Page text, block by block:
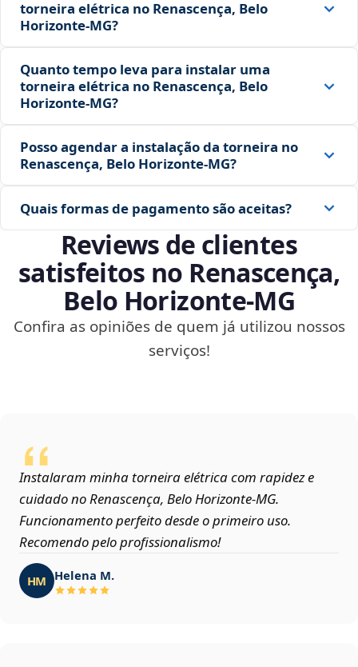
torneira elétrica no Renascença, Belo
Horizonte‑MG?
Quanto tempo leva para instalar uma
torneira elétrica no Renascença, Belo
Horizonte‑MG?
Posso agendar a instalação da torneira no
Renascença, Belo Horizonte‑MG?
Quais formas de pagamento são aceitas?
Reviews de clientes
satisfeitos no Renascença,
Belo Horizonte‑MG
Confira as opiniões de quem já utilizou nossos
serviços!
Instalaram minha torneira elétrica com rapidez e
cuidado no Renascença, Belo Horizonte‑MG.
Funcionamento perfeito desde o primeiro uso.
Recomendo pelo profissionalismo!
HM Helena M.